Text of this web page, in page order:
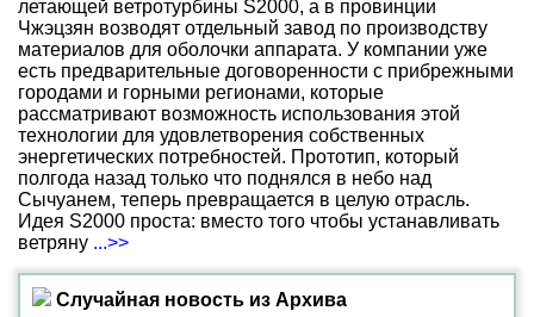
летающей ветротурбины S2000, а в провинции
Чжэцзян возводят отдельный завод по производству
материалов для оболочки аппарата. У компании уже
есть предварительные договоренности с прибрежными
городами и горными регионами, которые
рассматривают возможность использования этой
технологии для удовлетворения собственных
энергетических потребностей. Прототип, который
полгода назад только что поднялся в небо над
Сычуанем, теперь превращается в целую отрасль.
Идея S2000 проста: вместо того чтобы устанавливать
ветряну ...>>
Случайная новость из Архива